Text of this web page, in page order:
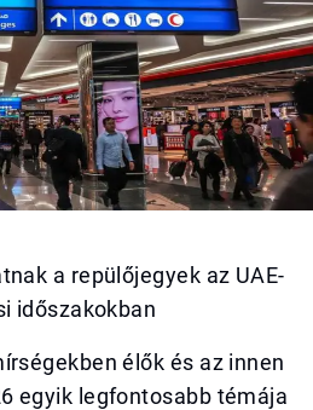
a repülőjegyek az UAE-
időszakokban
élők és az innen
egyik legfontosabb témája